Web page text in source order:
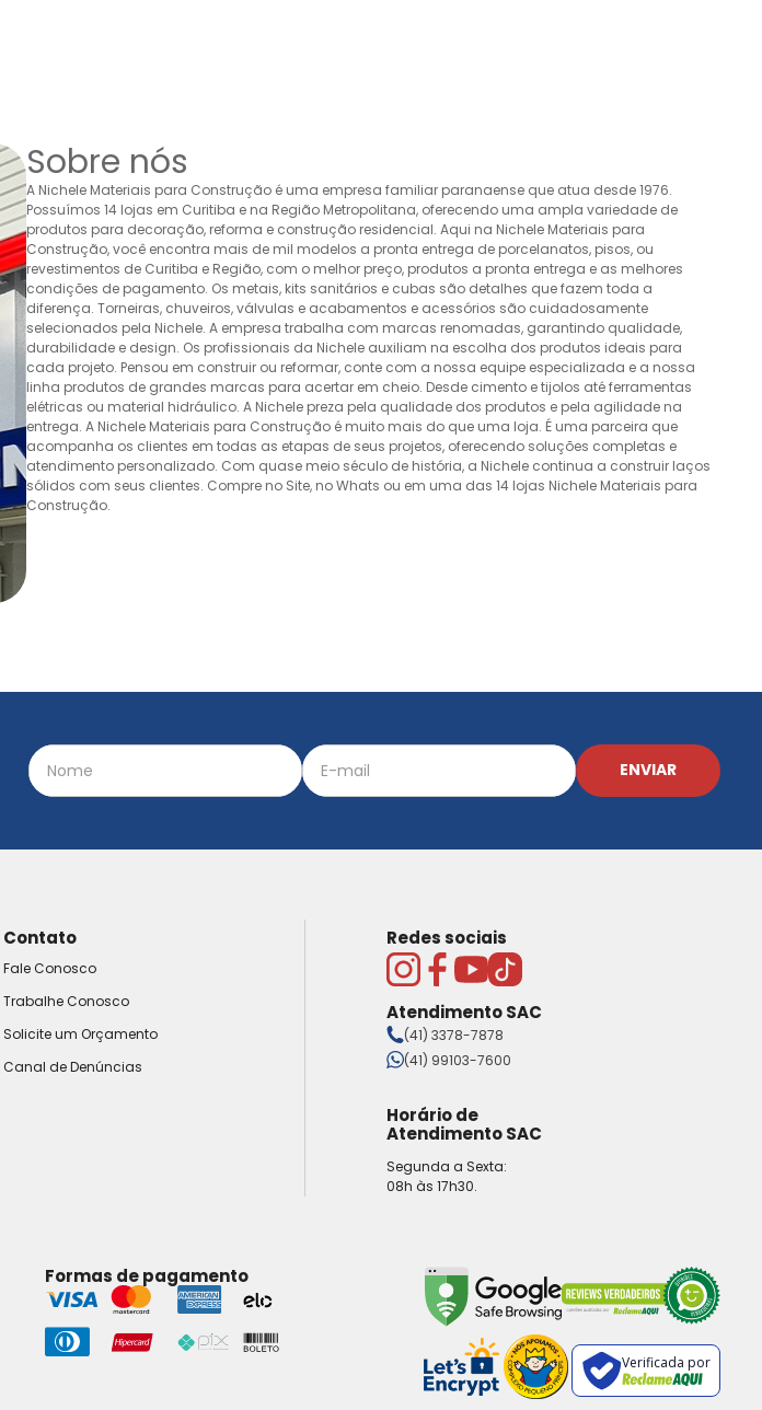
Sobre nós
A Nichele Materiais para Construção é uma empresa familiar paranaense que atua desde 1976.
Possuímos 14 lojas em Curitiba e na Região Metropolitana, oferecendo uma ampla variedade de
produtos para decoração, reforma e construção residencial. Aqui na Nichele Materiais para
Construção, você encontra mais de mil modelos a pronta entrega de porcelanatos, pisos, ou
revestimentos de Curitiba e Região, com o melhor preço, produtos a pronta entrega e as melhores
condições de pagamento. Os metais, kits sanitários e cubas são detalhes que fazem toda a
diferença. Torneiras, chuveiros, válvulas e acabamentos e acessórios são cuidadosamente
selecionados pela Nichele. A empresa trabalha com marcas renomadas, garantindo qualidade,
durabilidade e design. Os profissionais da Nichele auxiliam na escolha dos produtos ideais para
cada projeto. Pensou em construir ou reformar, conte com a nossa equipe especializada e a nossa
linha produtos de grandes marcas para acertar em cheio. Desde cimento e tijolos até ferramentas
elétricas ou material hidráulico. A Nichele preza pela qualidade dos produtos e pela agilidade na
entrega. A Nichele Materiais para Construção é muito mais do que uma loja. É uma parceira que
acompanha os clientes em todas as etapas de seus projetos, oferecendo soluções completas e
atendimento personalizado. Com quase meio século de história, a Nichele continua a construir laços
sólidos com seus clientes. Compre no Site, no Whats ou em uma das 14 lojas Nichele Materiais para
Construção.
ENVIAR
Contato
Fale Conosco
Trabalhe Conosco
Solicite um Orçamento
Canal de Denúncias
Redes sociais
Atendimento SAC
(41) 3378-7878
(41) 99103-7600
Horário de
Atendimento SAC
Segunda a Sexta:
08h às 17h30.
Formas de pagamento
Verificada por